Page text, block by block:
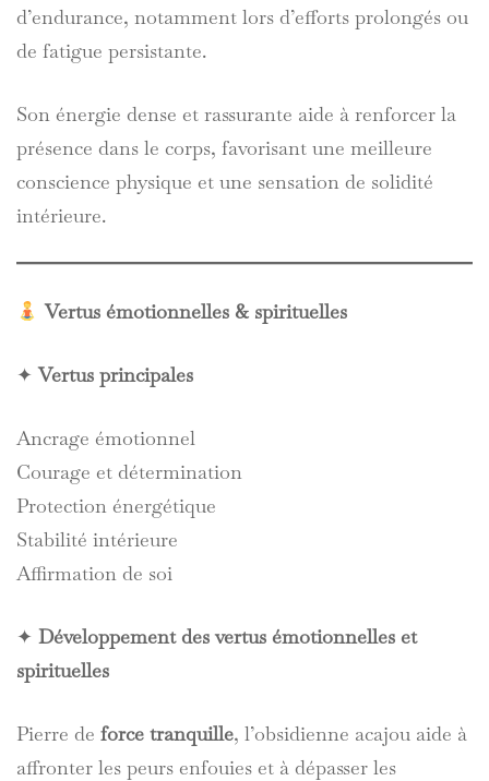
d’endurance, notamment lors d’efforts prolongés ou
de fatigue persistante.
Son énergie dense et rassurante aide à renforcer la
présence dans le corps, favorisant une meilleure
conscience physique et une sensation de solidité
intérieure.
Vertus émotionnelles & spirituelles
✦Vertus principales
Ancrage émotionnel
Courage et détermination
Protection énergétique
Stabilité intérieure
Affirmation de soi
✦ Développement des vertus émotionnelles et
spirituelles
Pierre de force tranquille, l’obsidienne acajou aide à
affronter les peurs enfouies et à dépasser les